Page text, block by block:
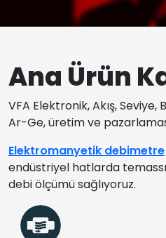
Ana Ürün
VFA Elektronik, Akış, Seviye,
Ar-Ge, üretim ve
Elektromanyetik debimetre
endüstriyel hatlarda
debi ölçümü sağlıyoruz.